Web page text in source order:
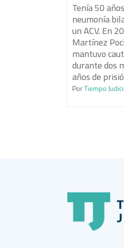
Tenía 50
neumonía
un ACV. En
Martínez
mantuvo
durante dos
años de
PorTiempo